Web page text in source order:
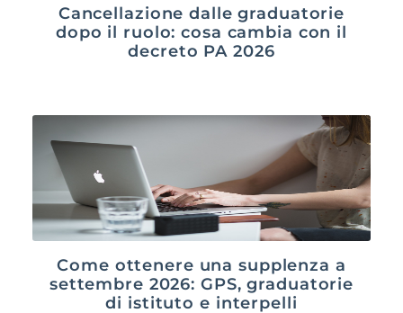
Cancellazione dalle graduatorie
dopo il ruolo: cosa cambia con il
decreto PA 2026
Come ottenere una supplenza a
settembre 2026: GPS, graduatorie
di istituto e interpelli